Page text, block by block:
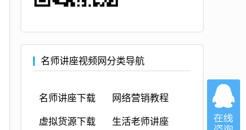
名师讲座视频网分类导航
名师讲座下载 网络营销教程
虚拟货源下载 生活老师讲座